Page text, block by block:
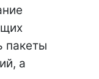
пакеты
а